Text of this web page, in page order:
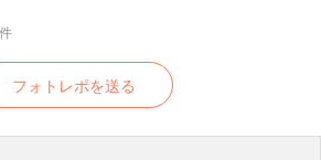
フォトレポを送る